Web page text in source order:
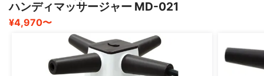
ハンディーマッサージャー選びで悩んでいる方はぜひこち
らを
試してみていただきたいです✨
ハンディマッサージャー MD-021
¥4,970〜